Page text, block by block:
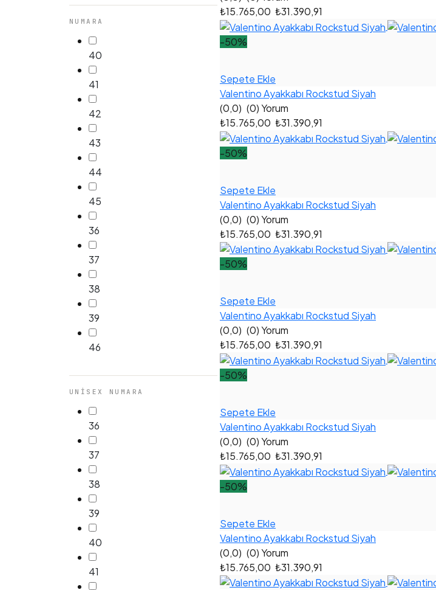
NUMARA
40
41
42
43
44
45
36
37
38
39
46
UNISEX NUMARA
36
37
38
39
40
41
₺15.765,00 ₺31.390,91
-50%
Sepete Ekle
Valentino Ayakkabı Rockstud Siyah
(0,0) (0) Yorum
₺15.765,00 ₺31.390,91
-50%
Sepete Ekle
Valentino Ayakkabı Rockstud Siyah
(0,0) (0) Yorum
₺15.765,00 ₺31.390,91
-50%
Sepete Ekle
Valentino Ayakkabı Rockstud Siyah
(0,0) (0) Yorum
₺15.765,00 ₺31.390,91
-50%
Sepete Ekle
Valentino Ayakkabı Rockstud Siyah
(0,0) (0) Yorum
₺15.765,00 ₺31.390,91
-50%
Sepete Ekle
Valentino Ayakkabı Rockstud Siyah
(0,0) (0) Yorum
₺15.765,00 ₺31.390,91